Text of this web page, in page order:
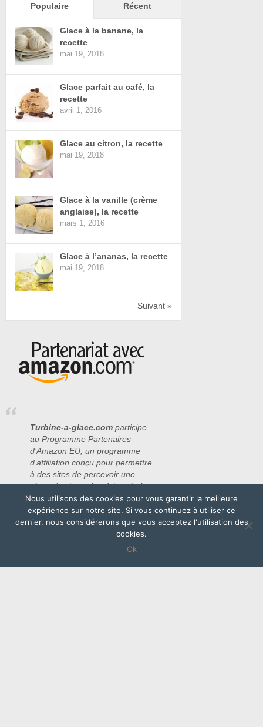
Populaire Récent
Glace à la banane, la
recette
mai 19, 2018
Glace parfait au café, la
recette
avril 1, 2016
Glace au citron, la recette
mai 19, 2018
Glace à la vanille (crème
anglaise), la recette
mars 1, 2016
Glace à l’ananas, la recette
mai 19, 2018
Suivant »
Turbine-a-glace.comparticipe
au Programme Partenaires
d’Amazon EU, un programme
d’affiliation conçu pour permettre
à des sites de percevoir une
rémunération grâce à la création
de liens vers Amazon.fr.
Amazon et le logo Amazon sont
des marques d’Amazon.com, Inc.
Nous utilisons des cookies pour vous garantir la meilleure
expérience sur notre site. Si vous continuez à utiliser ce
dernier, nous considérerons que vous acceptez l'utilisation des
cookies.
Ok